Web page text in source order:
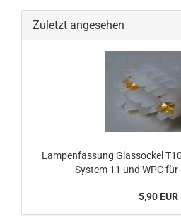
Zuletzt angesehen
Lampenfassung Glassockel
System 11 und WPC
5,90 EUR